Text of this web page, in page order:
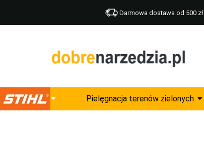
Darmowa dostawa od 500 zł
Pielęgnacja terenów zielonych